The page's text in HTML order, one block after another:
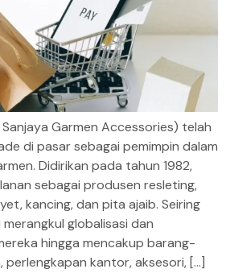
Garmen Accessories) telah
di pasar sebagai pemimpin dalam
Didirikan pada tahun 1982,
sebagai produsen resleting,
kancing, dan pita ajaib. Seiring
globalisasi dan
hingga mencakup barang-
perlengkapan kantor, aksesori, […]